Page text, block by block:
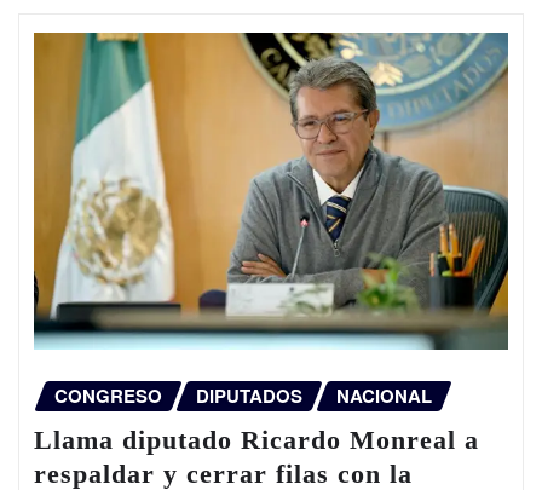
CONGRESO DIPUTADOS NACIONAL
Llama diputado Ricardo Monreal a
respaldar y cerrar filas con la